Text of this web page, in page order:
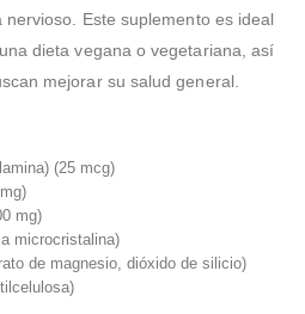
Este suplemento es ideal
dieta vegana o vegetariana, así
mejorar su salud general.
(25 mcg)
mg)
microcristalina)
de magnesio, dióxido de silicio)